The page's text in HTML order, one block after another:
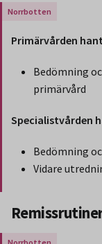
Gäller endast för
Primärvården
Bedömning
primärvård
Specialistvården
Bedömning
Vidare